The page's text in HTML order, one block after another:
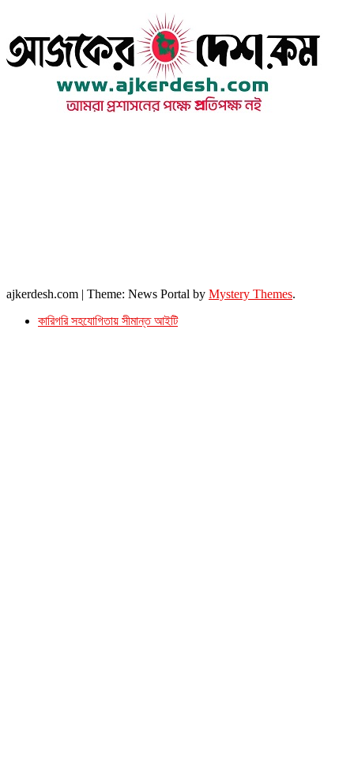
ajkerdesh.com | Theme: News Portal by Mystery Themes.
কারিগরি সহযোগিতায় সীমান্ত আইটি